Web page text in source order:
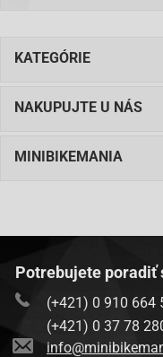
KATEGÓRIE
NAKUPUJTE U NÁS
MINIBIKEMANIA
Potrebujete poradiť
(+421) 0 910 664
(+421) 0 37 78